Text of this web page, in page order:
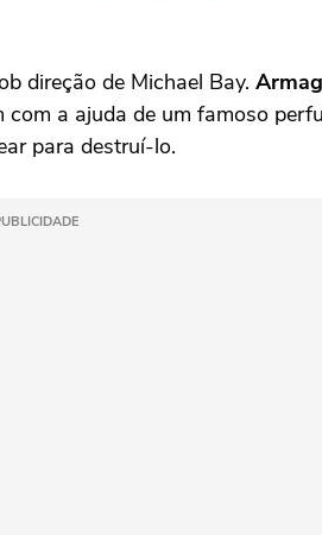
direção de Michael Bay.
a ajuda de um famoso
para destruí-lo.